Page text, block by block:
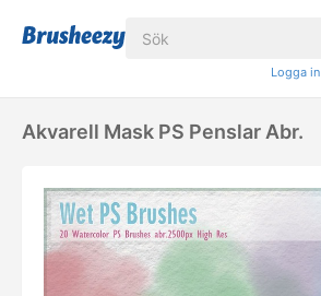
Logga in
Akvarell Mask PS Penslar Abr.